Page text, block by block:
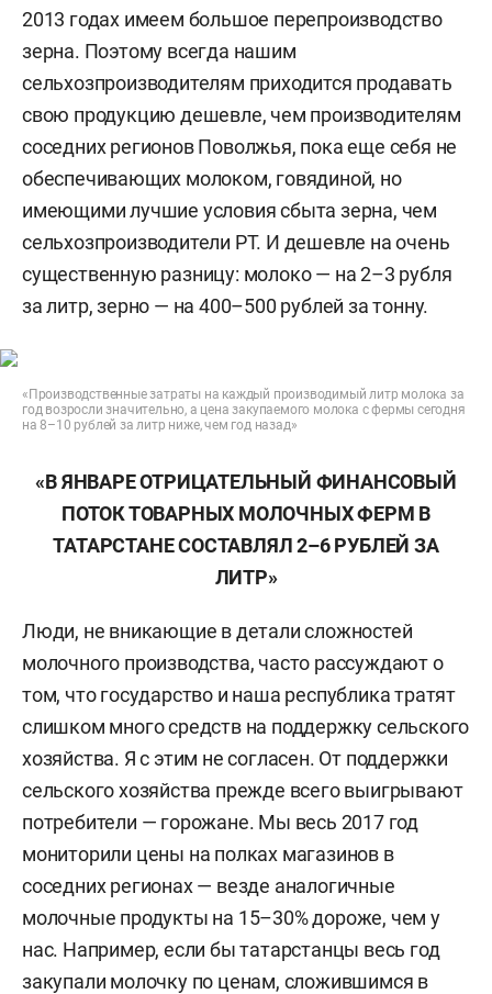
2013 годах имеем большое перепроизводство
зерна. Поэтому всегда нашим
сельхозпроизводителям приходится продавать
свою продукцию дешевле, чем производителям
соседних регионов Поволжья, пока еще себя не
обеспечивающих молоком, говядиной, но
имеющими лучшие условия сбыта зерна, чем
сельхозпроизводители РТ. И дешевле на очень
существенную разницу: молоко — на 2–3 рубля
за литр, зерно — на 400–500 рублей за тонну.
«Производственные затраты на каждый производимый литр молока за
год возросли значительно, а цена закупаемого молока с фермы сегодня
на 8–10 рублей за литр ниже, чем год назад»
«В ЯНВАРЕ ОТРИЦАТЕЛЬНЫЙ ФИНАНСОВЫЙ
ПОТОК ТОВАРНЫХ МОЛОЧНЫХ ФЕРМ В
ТАТАРСТАНЕ СОСТАВЛЯЛ 2–6 РУБЛЕЙ ЗА
ЛИТР»
Люди, не вникающие в детали сложностей
молочного производства, часто рассуждают о
том, что государство и наша республика тратят
слишком много средств на поддержку сельского
хозяйства. Я с этим не согласен. От поддержки
сельского хозяйства прежде всего выигрывают
потребители — горожане. Мы весь 2017 год
мониторили цены на полках магазинов в
соседних регионах — везде аналогичные
молочные продукты на 15–30% дороже, чем у
нас. Например, если бы татарстанцы весь год
закупали молочку по ценам, сложившимся в